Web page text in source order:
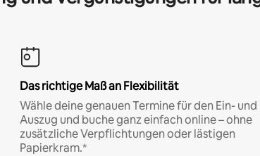
Das richtige Maß an Flexibilität
Wähle deine genauen Termine für den Ein- und
Auszug und buche ganz einfach online – ohne
zusätzliche Verpflichtungen oder lästigen
Papierkram.*